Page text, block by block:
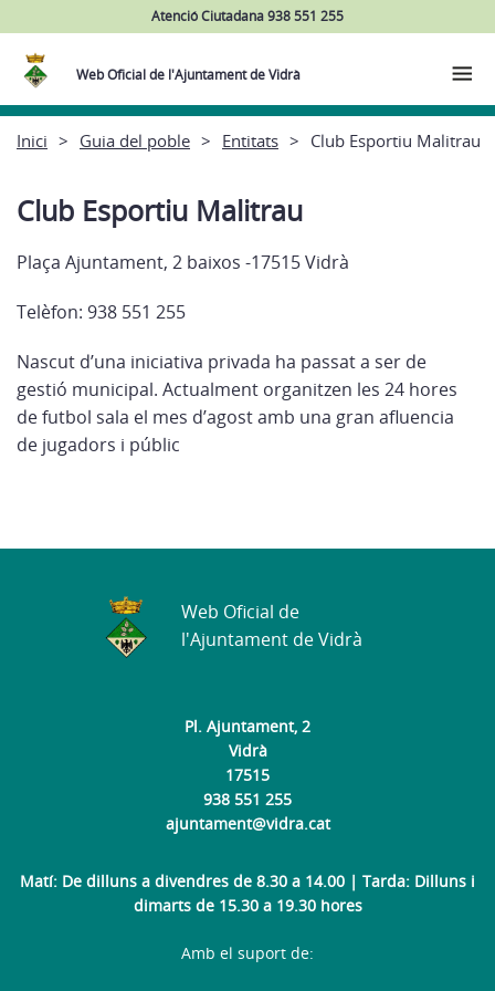
Atenció Ciutadana 938 551 255
Web Oficial de l'Ajuntament de Vidrà
Inici Guia del poble Entitats Club Esportiu Malitrau
Club Esportiu Malitrau
Plaça Ajuntament, 2 baixos -17515 Vidrà
Telèfon: 938 551 255
Nascut d’una iniciativa privada ha passat a ser de
gestió municipal. Actualment organitzen les 24 hores
de futbol sala el mes d’agost amb una gran afluencia
de jugadors i públic
Pl. Ajuntament, 2
Vidrà
17515
938 551 255
ajuntament@vidra.cat
Matí: De dilluns a divendres de 8.30 a 14.00 | Tarda: Dilluns i
dimarts de 15.30 a 19.30 hores
Web Oficial de
l'Ajuntament de Vidrà
Amb el suport de: